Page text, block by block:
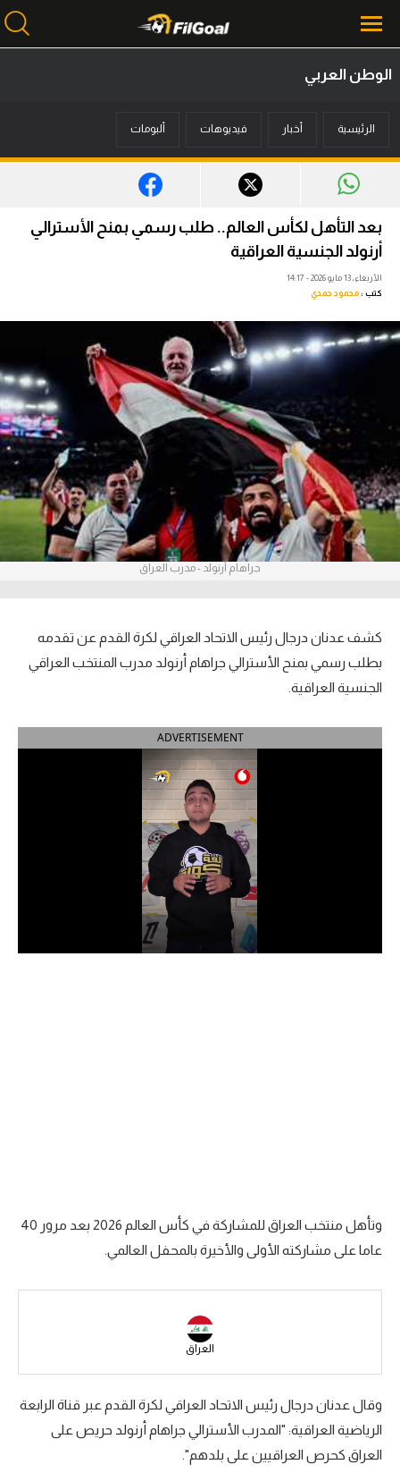
أخبار
ميركاتو
فانتازي في الجول
مسابقة التوقعات
فيديوهات
آراء حرة
ركن الألعاب
بطولات
أمريكا 2026
الدوري الإنجليزي الممتاز
الدوري الإسباني
الدوري السعودي للمحترفين
دوري أبطال إفريقيا
سعودي في الجول
الدوري الإنجليزي
رياضات أخرى
أمم إفريقيا
الوطن العربي
الرئيسية أخبار فيديوهات ألبومات
بعد التأهل لكأس العالم.. طلب رسمي بمنح الأسترالي
أرنولد الجنسية العراقية
الأربعاء، 13 مايو 2026 - 14:17
كتب :محمود حمدي
جراهام أرنولد - مدرب العراق
كشف عدنان درجال رئيس الاتحاد العراقي لكرة القدم عن تقدمه
بطلب رسمي بمنح الأسترالي جراهام أرنولد مدرب المنتخب العراقي
الجنسية العراقية.
ADVERTISEMENT
وتأهل منتخب العراق للمشاركة في كأس العالم 2026 بعد مرور 40
عاما على مشاركته الأولى والأخيرة بالمحفل العالمي.
العراق
وقال عدنان درجال رئيس الاتحاد العراقي لكرة القدم عبر قناة الرابعة
الرياضية العراقية: "المدرب الأسترالي جراهام أرنولد حريص على
العراق كحرص العراقيين على بلدهم".